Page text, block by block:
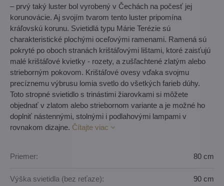
– prvý taký luster bol vyrobený v Čechách na počesť jej
korunovácie. Aj svojím tvarom tento luster pripomína
kráľovskú korunu. Svietidlá typu Márie Terézie sú
charakteristické plochými oceľovými ramenami. Ramená sú
pokryté po oboch stranách krištáľovými lištami, ktoré zaisťujú
malé krištáľové kvietky - rozety, a zušľachtené zlatým alebo
strieborným pokovom. Krištáľové ovesy vďaka svojmu
precíznemu výbrusu lomia svetlo do všetkých farieb dúhy.
Toto stropné svietidlo s trinástimi žiarovkami si môžete
objednať v zlatom alebo striebornom variante a je možné ho
doplniť nástennými, stolnými i podlahovými lampami v
rovnakom dizajne. Čítajte viac
Priemer: 80 cm
Výška svietidla (bez reťaze): 90 cm